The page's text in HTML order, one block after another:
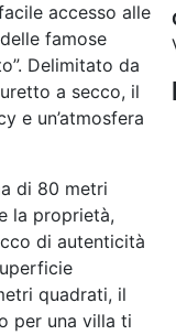
accesso alle
famose
Delimitato da
a secco, il
e un’atmosfera
di 80 metri
la proprietà,
di autenticità
quadrati, il
per una villa ti